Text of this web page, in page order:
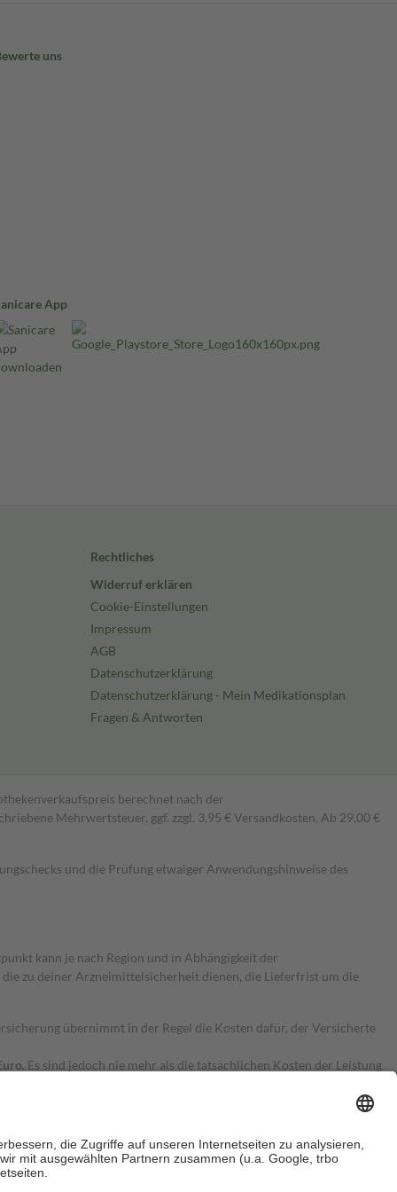
uns
App
Rechtliches
Widerruf erklären
Cookie-Einstellungen
Impressum
AGB
Datenschutzerklärung
Datenschutzerklärung - Mein Medikationsplan
Fragen & Antworten
berechnet nach der
Mehrwertsteuer, ggf. zzgl. 3,95 € Versandkosten. Ab 29,00 €
und die Prüfung etwaiger Anwendungshinweise des
kann je nach Region und in Abhängigkeit der
zu deiner Arzneimittelsicherheit dienen, die Lieferfrist um die
übernimmt in der Regel die Kosten dafür, der Versicherte
Es sind jedoch nie mehr als die tatsächlichen Kosten der Leistung
Zuzahlungen an bei: